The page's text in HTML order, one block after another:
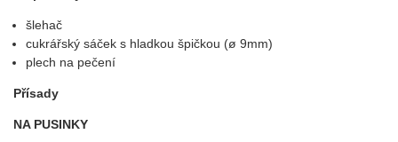
šlehač
cukrářský sáček s hladkou špičkou (ø 9mm)
plech na pečení
Přísady
NA PUSINKY